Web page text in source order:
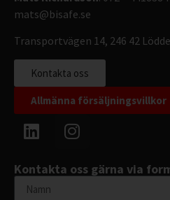
mats@bisafe.se
Transportvägen 14, 246 42
Kontakta oss
Allmänna försäljningsvillkor
Kontakta oss gärna via